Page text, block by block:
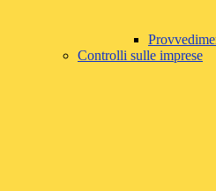
Controlli sulle imprese